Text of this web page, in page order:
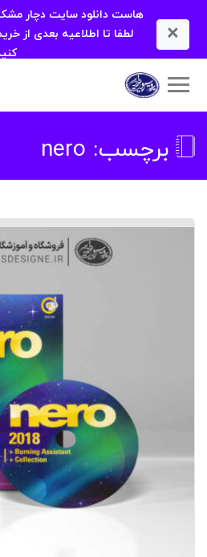
×
هاست دانلود سایت دچار
لطفا تا اطلاعیه بعدی از
برچسب: nero